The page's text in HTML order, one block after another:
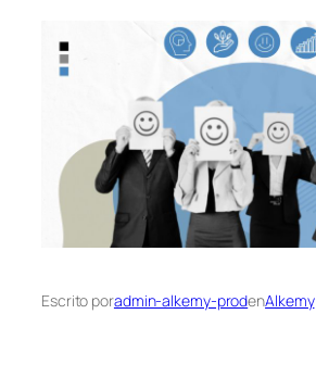
Escrito poradmin-alkemy-prodenAlkemy